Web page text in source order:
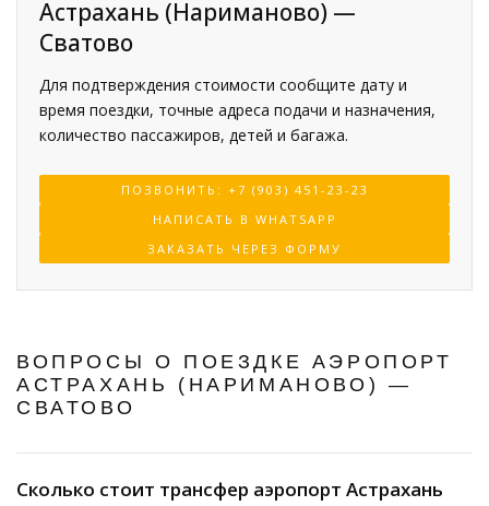
Астрахань (Нариманово) —
Сватово
Для подтверждения стоимости сообщите дату и
время поездки, точные адреса подачи и назначения,
количество пассажиров, детей и багажа.
ПОЗВОНИТЬ: +7 (903) 451-23-23
НАПИСАТЬ В WHATSAPP
ЗАКАЗАТЬ ЧЕРЕЗ ФОРМУ
ВОПРОСЫ О ПОЕЗДКЕ АЭРОПОРТ
АСТРАХАНЬ (НАРИМАНОВО) —
СВАТОВО
Сколько стоит трансфер аэропорт Астрахань